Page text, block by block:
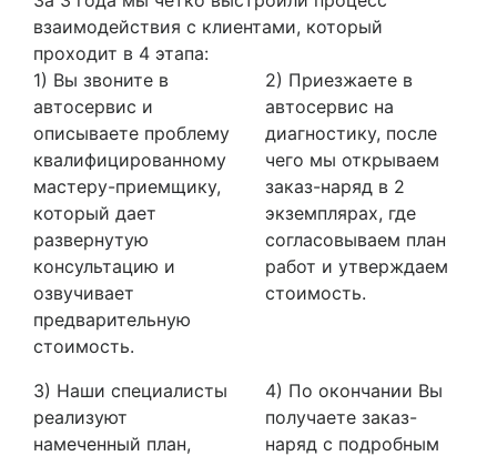
взаимодействия с клиентами, который
проходит в 4 этапа:
1) Вы звоните в
автосервис и
описываете проблему
квалифицированному
мастеру-приемщику,
который дает
развернутую
консультацию и
озвучивает
предварительную
стоимость.
2) Приезжаете в
автосервис на
диагностику, после
чего мы открываем
заказ-наряд в 2
экземплярах, где
согласовываем план
работ и утверждаем
стоимость.
3) Наши специалисты
реализуют
намеченный план,
4) По окончании Вы
получаете заказ-
наряд с подробным